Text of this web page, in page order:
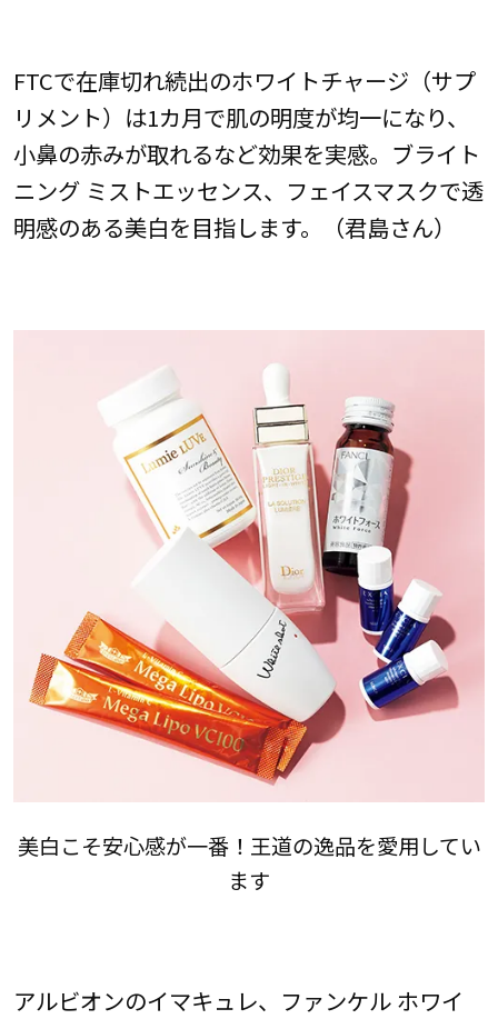
FTCで在庫切れ続出のホワイトチャージ（サプ
リメント）は1カ月で肌の明度が均一になり、
小鼻の赤みが取れるなど効果を実感。ブライト
ニング ミストエッセンス、フェイスマスクで透
明感のある美白を目指します。（君島さん）
美白こそ安心感が一番！王道の逸品を愛用してい
ます
アルビオンのイマキュレ、ファンケル ホワイ